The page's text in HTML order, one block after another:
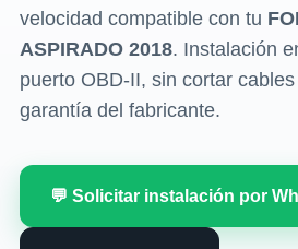
velocidad compatible con tu
ASPIRADO 2018. Instalación
puerto OBD-II, sin cortar
garantía del fabricante.
💬 Solicitar instalación por